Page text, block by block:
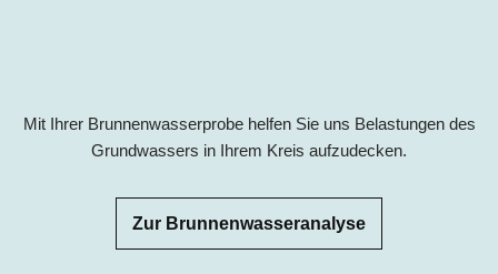
Mit Ihrer Brunnenwasserprobe helfen Sie uns Belastungen des
Grundwassers in Ihrem Kreis aufzudecken.
Zur Brunnenwasseranalyse